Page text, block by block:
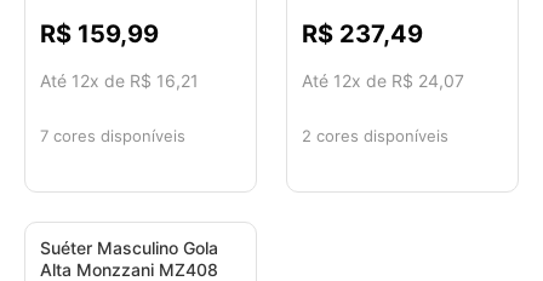
R$ 159,99
Até 12x de R$ 16,21
7 cores disponíveis
R$ 237,49
Até 12x de R$ 24,07
2 cores disponíveis
Suéter Masculino Gola
Alta Monzzani MZ408